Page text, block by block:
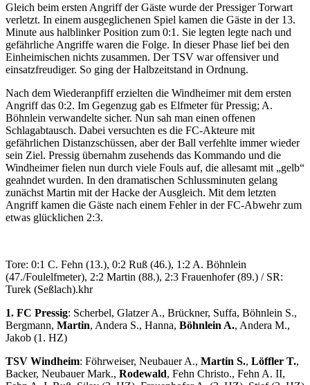
Gleich beim ersten Angriff der Gäste wurde der Pressiger Torwart
verletzt. In einem ausgeglichenen Spiel kamen die Gäste in der 13.
Minute aus halblinker Position zum 0:1. Sie legten legte nach und
gefährliche Angriffe waren die Folge. In dieser Phase lief bei den
Einheimischen nichts zusammen. Der TSV war offensiver und
einsatzfreudiger. So ging der Halbzeitstand in Ordnung.
Nach dem Wiederanpfiff erzielten die Windheimer mit dem ersten
Angriff das 0:2. Im Gegenzug gab es Elfmeter für Pressig; A.
Böhnlein verwandelte sicher. Nun sah man einen offenen
Schlagabtausch. Dabei versuchten es die FC-Akteure mit
gefährlichen Distanzschüssen, aber der Ball verfehlte immer wieder
sein Ziel. Pressig übernahm zusehends das Kommando und die
Windheimer fielen nun durch viele Fouls auf, die allesamt mit „gelb“
geahndet wurden. In den dramatischen Schlussminuten gelang
zunächst Martin mit der Hacke der Ausgleich. Mit dem letzten
Angriff kamen die Gäste nach einem Fehler in der FC-Abwehr zum
etwas glücklichen 2:3.
Tore: 0:1 C. Fehn (13.), 0:2 Ruß (46.), 1:2 A. Böhnlein
(47./Foulelfmeter), 2:2 Martin (88.), 2:3 Frauenhofer (89.) / SR:
Turek (Seßlach).khr
1. FC Pressig: Scherbel, Glatzer A., Brückner, Suffa, Böhnlein S.,
Bergmann, Martin, Andera S., Hanna, Böhnlein A., Andera M.,
Jakob (1. HZ)
TSV Windheim: Föhrweiser, Neubauer A., Martin S., Löffler T.,
Backer, Neubauer Mark., Rodewald, Fehn Christo., Fehn A. II,